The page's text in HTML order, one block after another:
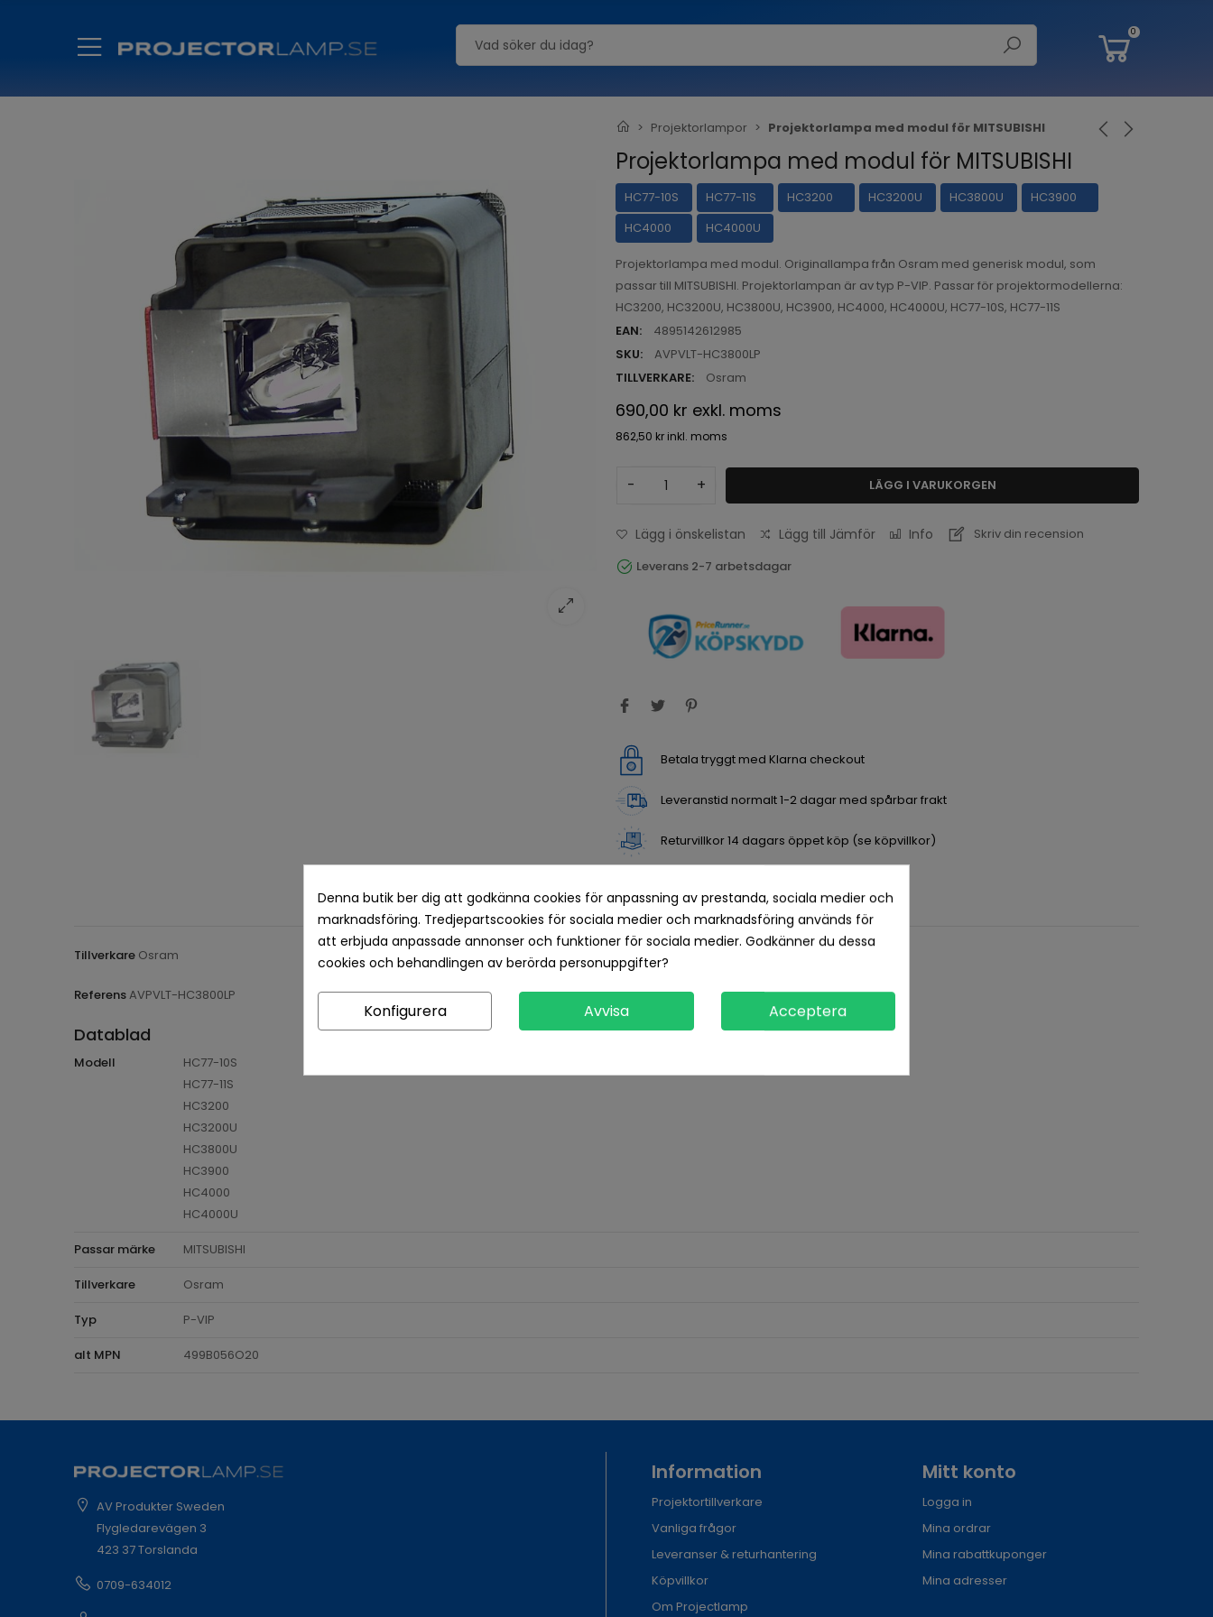
0
Projektorlampor Projektorlampa med modul för MITSUBISHI
Projektorlampa med modul för MITSUBISHI
HC77-10S HC77-11S HC3200 HC3200U HC3800U
HC3900
HC4000
HC4000U
Projektorlampa med modul. Originallampa från Osram med generisk modul, som
passar till MITSUBISHI. Projektorlampan är av typ P-VIP. Passar för projektormodellerna:
HC3200, HC3200U, HC3800U, HC3900, HC4000, HC4000U, HC77-10S, HC77-11S
EAN:
4895142612985
SKU:
AVPVLT-HC3800LP
TILLVERKARE:
Osram
690,00 kr exkl. moms
862,50 kr inkl. moms
- + LÄGG I VARUKORGEN
Lägg i önskelistan Lägg till Jämför Info
Skriv din recension
Leverans 2-7 arbetsdagar
Betala tryggt med Klarna checkout
Leveranstid normalt 1-2 dagar med spårbar frakt
Returvillkor 14 dagars öppet köp (se köpvillkor)
Produktdetaljer Recensioner
Tillverkare Osram
ReferensAVPVLT-HC3800LP
Datablad
Modell
HC77-10S
HC77-11S
HC3200
HC3200U
HC3800U
HC3900
HC4000
HC4000U
Passar märke MITSUBISHI
Tillverkare Osram
Typ P-VIP
alt MPN 499B056O20
AV Produkter Sweden
Flygledarevägen 3
423 37 Torslanda
0709-634012
Information
Projektortillverkare
Vanliga frågor
Leveranser & returhantering
Köpvillkor
Om Projectlamp
Mitt konto
Logga in
Mina ordrar
Mina rabattkuponger
Mina adresser
Denna butik ber dig att godkänna cookies för anpassning av prestanda, sociala medier och
marknadsföring. Tredjepartscookies för sociala medier och marknadsföring används för
att erbjuda anpassade annonser och funktioner för sociala medier. Godkänner du dessa
cookies och behandlingen av berörda personuppgifter?
Konfigurera Avvisa Acceptera